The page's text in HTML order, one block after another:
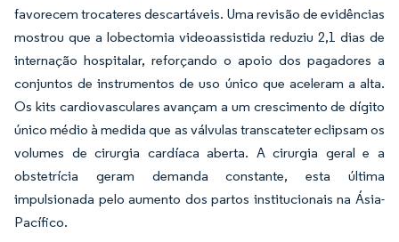
favorecem trocateres descartáveis. Uma revisão de evidências
mostrou que a lobectomia videoassistida reduziu 2,1 dias de
internação hospitalar, reforçando o apoio dos pagadores a
conjuntos de instrumentos de uso único que aceleram a alta.
Os kits cardiovasculares avançam a um crescimento de dígito
único médio à medida que as válvulas transcateter eclipsam os
volumes de cirurgia cardíaca aberta. A cirurgia geral e a
obstetrícia geram demanda constante, esta última
impulsionada pelo aumento dos partos institucionais na Ásia-
Pacífico.